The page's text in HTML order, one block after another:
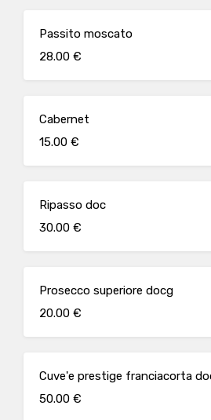
Passito moscato
28.00 €
Cabernet
15.00 €
Ripasso doc
30.00 €
Prosecco superiore docg
20.00 €
Cuve'e prestige franciacorta
50.00 €